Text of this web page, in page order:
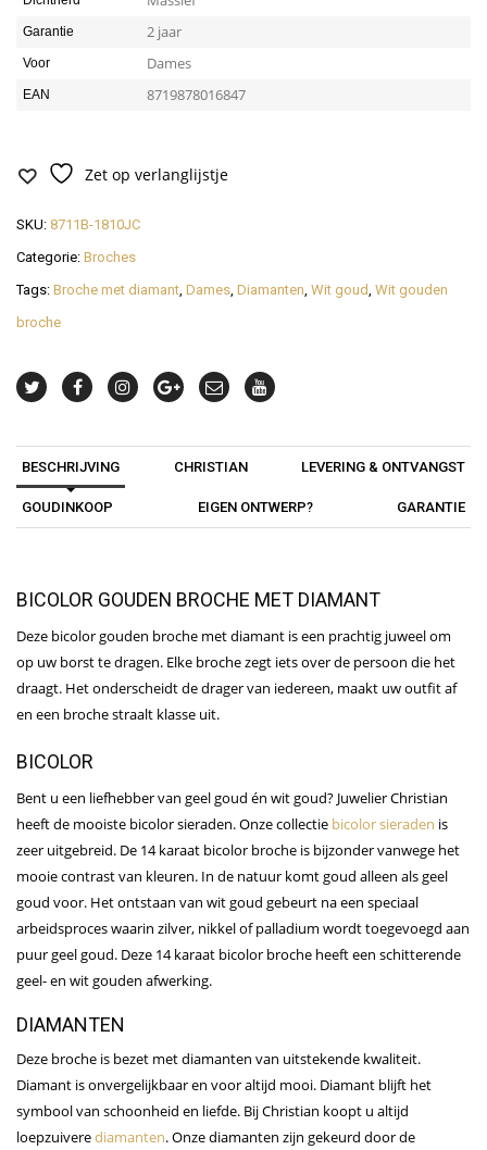
Garantie 2 jaar
Voor Dames
EAN 8719878016847
Zet op verlanglijstje
SKU: 8711B-1810JC
Categorie: Broches
Tags: Broche met diamant Dames Diamanten Wit goud Wit gouden
broche
BESCHRIJVING CHRISTIAN LEVERING & ONTVANGST
GOUDINKOOP EIGEN ONTWERP? GARANTIE
BICOLOR GOUDEN BROCHE MET DIAMANT
Deze bicolor gouden broche met diamant is een prachtig juweel om
op uw borst te dragen. Elke broche zegt iets over de persoon die het
draagt. Het onderscheidt de drager van iedereen, maakt uw outfit af
en een broche straalt klasse uit.
BICOLOR
Bent u een liefhebber van geel goud én wit goud? Juwelier Christian
heeft de mooiste bicolor sieraden. Onze collectie bicolor sieraden is
zeer uitgebreid. De 14 karaat bicolor broche is bijzonder vanwege het
mooie contrast van kleuren. In de natuur komt goud alleen als geel
goud voor. Het ontstaan van wit goud gebeurt na een speciaal
arbeidsproces waarin zilver, nikkel of palladium wordt toegevoegd aan
puur geel goud. Deze 14 karaat bicolor broche heeft een schitterende
geel- en wit gouden afwerking.
DIAMANTEN
Deze broche is bezet met diamanten van uitstekende kwaliteit.
Diamant is onvergelijkbaar en voor altijd mooi. Diamant blijft het
symbool van schoonheid en liefde. Bij Christian koopt u altijd
loepzuiverediamanten. Onze diamanten zijn gekeurd door de